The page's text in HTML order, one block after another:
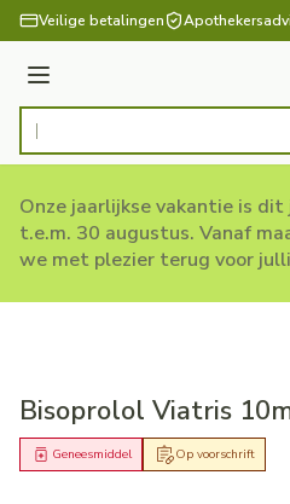
Ga naar de inhoud
Veilige betalingen
Menu
Product, merk, categorie...
Onze jaarlijkse vakantie is
t.e.m. 30 augustus. Vanaf
we met plezier terug voor
Bisoprolol Viatris
Op voorschrift
Geneesmiddel